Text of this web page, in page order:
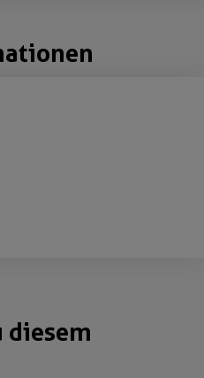
diesem